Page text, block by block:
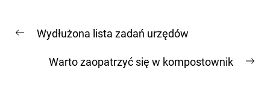
wpisu
Previous
Wydłużona lista zadań urzędów
Warto zaopatrzyć się w kompostownik